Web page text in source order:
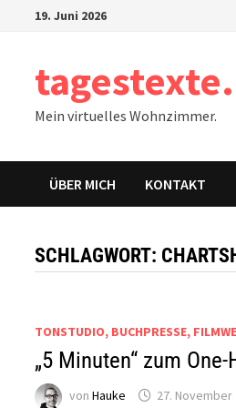
19. Juni 2026
Mein virtuelles Wohnzimmer.
ÜBER MICH KONTAKT
SCHLAGWORT:
TONSTUDIO, BUCHPRESSE,
„5 Minuten“ zum
vonHauke 27. November